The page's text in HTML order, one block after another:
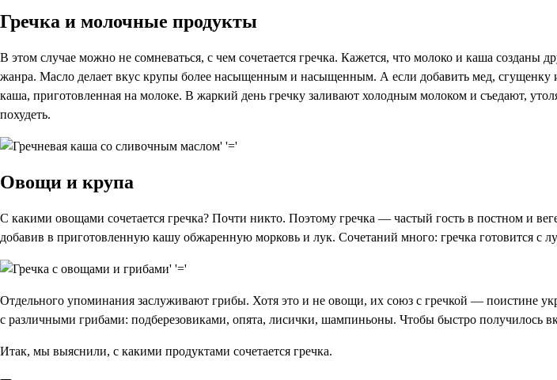
Гречка и молочные продукты
В этом случае можно не сомневаться, с чем сочетается гречка. Кажется, что молоко и каша
жанра. Масло делает вкус крупы более насыщенным и насыщенным. А если добавить мед, сгущенку
каша, приготовленная на молоке. В жаркий день гречку заливают холодным молоком и съедают,
похудеть.
Овощи и крупа
С какими овощами сочетается гречка? Почти никто. Поэтому гречка — частый гость в постном и
добавив в приготовленную кашу обжаренную морковь и лук. Сочетаний много: гречка готовится
Отдельного упоминания заслуживают грибы. Хотя это и не овощи, их союз с гречкой — поистине
с различными грибами: подберезовиками, опята, лисички, шампиньоны. Чтобы быстро получилось
Итак, мы выяснили, с какими продуктами сочетается гречка.